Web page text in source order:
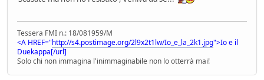
Tessera FMI n.: 18/081959/M
<A HREF="http://s4.postimage.org/2l9x2t1lw/Io_e_la_2k1.jpg">Io e il
Duekappa[/url]
Solo chi non immagina l'inimmaginabile non lo otterrà mai!